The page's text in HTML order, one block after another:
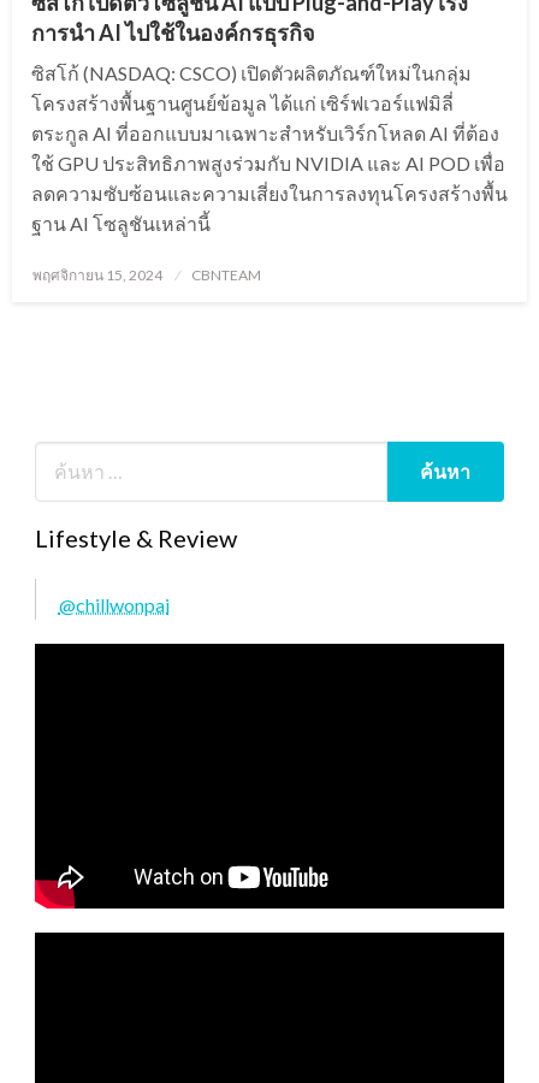
การนำ AI ไปใช้ในองค์กรธุรกิจ
ซิสโก้ (NASDAQ: CSCO) เปิดตัวผลิตภัณฑ์ใหม่ในกลุ่ม
โครงสร้างพื้นฐานศูนย์ข้อมูล ได้แก่ เซิร์ฟเวอร์แฟมิลี่
ตระกูล AI ที่ออกแบบมาเฉพาะสำหรับเวิร์กโหลด AI ที่ต้อง
ใช้ GPU ประสิทธิภาพสูงร่วมกับ NVIDIA และ AI POD เพื่อ
ลดความซับซ้อนและความเสี่ยงในการลงทุนโครงสร้างพื้น
ฐาน AI โซลูชันเหล่านี้
Posted
พฤศจิกายน 15, 2024 CBNTEAM
Lifestyle & Review
@chillwonpai